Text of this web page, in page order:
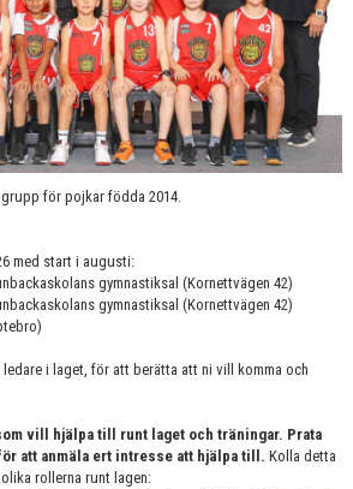
för pojkar födda 2014.
med start i augusti:
gymnastiksal (Kornettvägen 42)
gymnastiksal (Kornettvägen 42)
i laget, för att berätta att ni vill komma och
vill hjälpa till runt laget och träningar. Prata
att anmäla ert intresse att hjälpa till. Kolla detta
rollerna runt lagen: